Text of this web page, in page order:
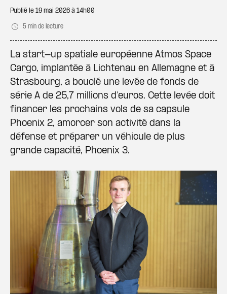
Publié le 19 mai 2026 à 14h00
5 min de lecture
La start-up spatiale européenne Atmos Space
Cargo, implantée à Lichtenau en Allemagne et à
Strasbourg, a bouclé une levée de fonds de
série A de 25,7 millions d’euros. Cette levée doit
financer les prochains vols de sa capsule
Phoenix 2, amorcer son activité dans la
défense et préparer un véhicule de plus
grande capacité, Phoenix 3.